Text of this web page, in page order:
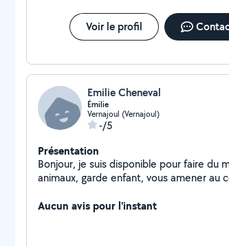
Voir le profil
Emilie Cheneval
Émilie
Vernajoul (Vernajoul)
-/5
Présentation
Bonjour, je suis disponible pour faire du
animaux, garde enfant, vous amener au
Aucun avis pour l'instant